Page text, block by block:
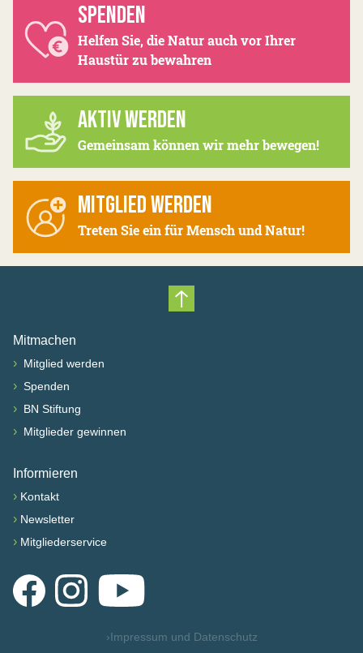
SPENDEN
Helfen Sie, die Natur auch vor Ihrer
Haustür zu bewahren
AKTIV WERDEN
Gemeinsam können wir mehr bewegen!
MITGLIED WERDEN
Treten Sie ein für Mensch und Natur!
Nach oben scrollen
Mitmachen
› Mitglied werden
› Spenden
› BN Stiftung
› Mitglieder gewinnen
Informieren
› Kontakt
› Newsletter
› Mitgliederservice
FacebookInstagramYouTube
›Impressum und Datenschutz